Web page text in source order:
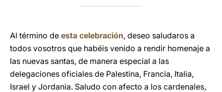
Al término de esta celebración, deseo saludaros a
todos vosotros que habéis venido a rendir homenaje a
las nuevas santas, de manera especial a las
delegaciones oficiales de Palestina, Francia, Italia,
Israel y Jordania. Saludo con afecto a los cardenales,